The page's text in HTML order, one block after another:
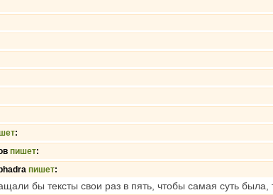
:
пишет:
пишет:
бы тексты свои раз в пять, чтобы самая суть была,